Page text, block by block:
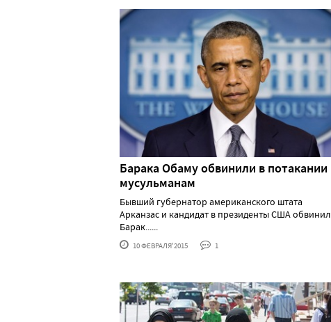
Барака Обаму обвинили в потакании
мусульманам
Бывший губернатор американского штата
Арканзас и кандидат в президенты США обвинил
Барак......
10 ФЕВРАЛЯ'2015 1